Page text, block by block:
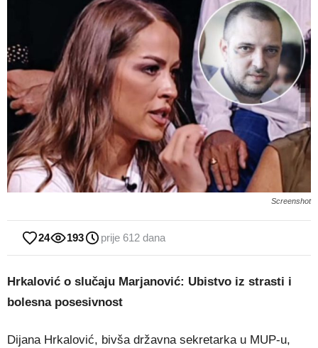
Screenshot
24 193 prije 612 dana
Hrkalović o slučaju Marjanović: Ubistvo iz strasti i
bolesna posesivnost
Dijana Hrkalović, bivša državna sekretarka u MUP-u,